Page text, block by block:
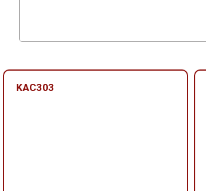
KAC303